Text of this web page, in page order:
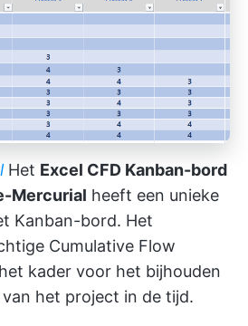
Het Excel CFD Kanban-bord
Mercurial heeft een unieke
Kanban-bord. Het
Cumulative Flow
kader voor het bijhouden
het project in de tijd.